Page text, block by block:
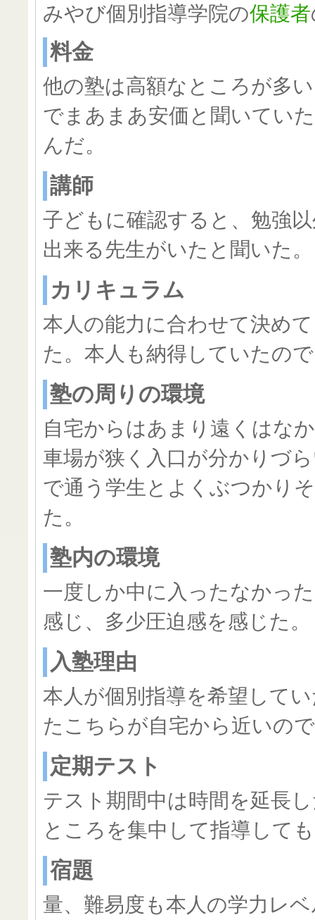
みやび個別指導学院の保護者
料金
他の塾は高額なところが多
でまあまあ安価と聞いてい
んだ。
講師
子どもに確認すると、勉強
出来る先生がいたと聞いた。
カリキュラム
本人の能力に合わせて決め
た。本人も納得していたの
塾の周りの環境
自宅からはあまり遠くはな
車場が狭く入口が分かりづ
で通う学生とよくぶつかり
た。
塾内の環境
一度しか中に入ったなかっ
感じ、多少圧迫感を感じた。
入塾理由
本人が個別指導を希望して
たこちらが自宅から近いの
定期テスト
テスト期間中は時間を延長
ところを集中して指導して
宿題
量、難易度も本人の学力レ